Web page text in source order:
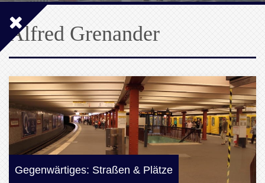
Alfred Grenander
Gegenwärtiges: Straßen & Plätze